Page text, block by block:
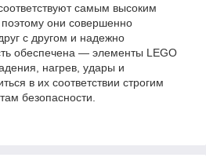
самым высоким
они совершенно
с другом и надежно
обеспечена — элементы LEGO
нагрев, удары и
в их соответствии строгим
безопасности.